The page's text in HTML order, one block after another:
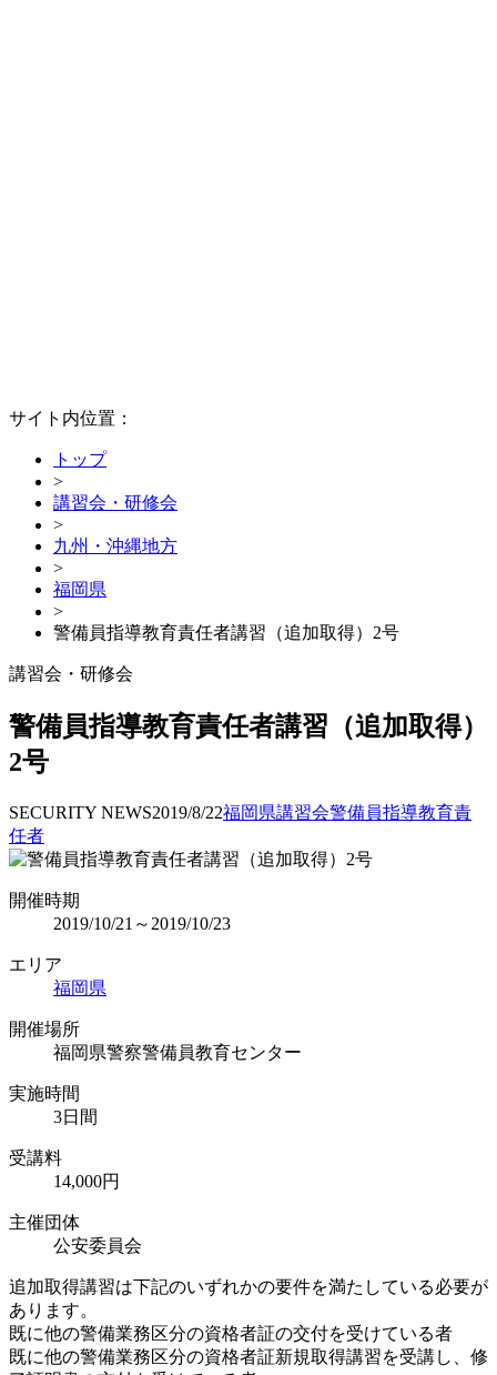
サイト内位置：
トップ
>
講習会・研修会
>
九州・沖縄地方
>
福岡県
>
警備員指導教育責任者講習（追加取得）2号
講習会・研修会
警備員指導教育責任者講習（追加取得）
2号
SECURITY NEWS2019/8/22福岡県講習会警備員指導教育責
任者
開催時期
2019/10/21～2019/10/23
エリア
福岡県
開催場所
福岡県警察警備員教育センター
実施時間
3日間
受講料
14,000円
主催団体
公安委員会
追加取得講習は下記のいずれかの要件を満たしている必要が
あります。
既に他の警備業務区分の資格者証の交付を受けている者
既に他の警備業務区分の資格者証新規取得講習を受講し、修